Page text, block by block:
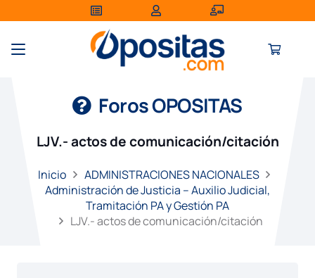
Foros OPOSITAS
LJV.- actos de comunicación/citación
Inicio
ADMINISTRACIONES NACIONALES
Administración de Justicia – Auxilio Judicial,
Tramitación PA y Gestión PA
LJV.- actos de comunicación/citación